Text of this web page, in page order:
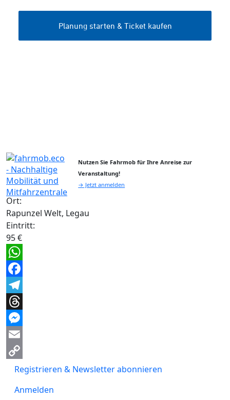
Nutzen Sie Fahrmob für Ihre Anreise zur
Veranstaltung!
→ Jetzt anmelden
Ort:
Rapunzel Welt, Legau
Eintritt:
95 €
WhatsApp
Facebook
Telegram
Threads
Messenger
Email
Copy
Link
Registrieren & Newsletter abonnieren
Anmelden